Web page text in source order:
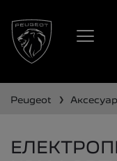
peugeot ❯